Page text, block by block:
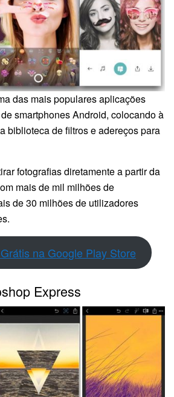
das mais populares aplicações
smartphones Android, colocando à
biblioteca de filtros e adereços para
fotografias diretamente a partir da
mais de mil milhões de
de 30 milhões de utilizadores
na Google Play Store
Express